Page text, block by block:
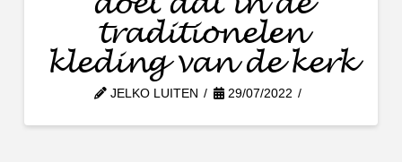
traditionelen
kleding van de kerk
JELKO LUITEN 29/07/2022